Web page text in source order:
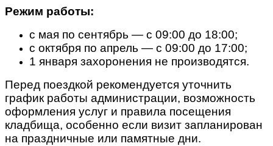
Режим работы:
с мая по сентябрь — с 09:00 до 18:00;
с октября по апрель — с 09:00 до 17:00;
1 января захоронения не производятся.
Перед поездкой рекомендуется уточнить
график работы администрации, возможность
оформления услуг и правила посещения
кладбища, особенно если визит запланирован
на праздничные или памятные дни.